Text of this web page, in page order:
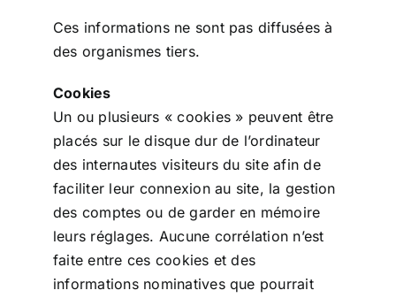
Ces informations ne sont pas diffusées à
des organismes tiers.
Cookies
Un ou plusieurs « cookies » peuvent être
placés sur le disque dur de l’ordinateur
des internautes visiteurs du site afin de
faciliter leur connexion au site, la gestion
des comptes ou de garder en mémoire
leurs réglages. Aucune corrélation n’est
faite entre ces cookies et des
informations nominatives que pourrait